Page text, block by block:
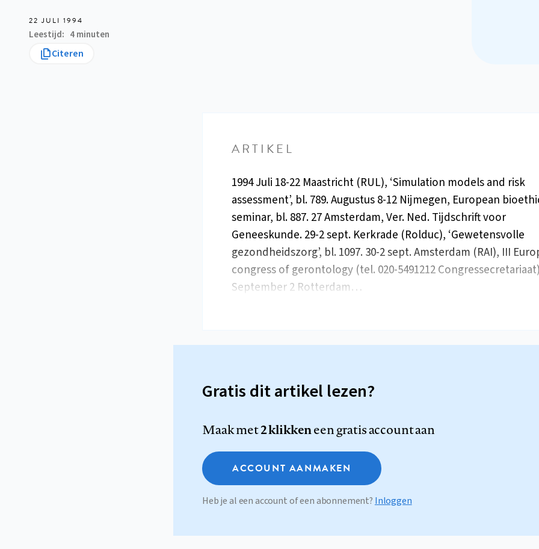
22 JULI 1994
Leestijd 4 minuten
Citeren
ARTIKEL
1994 Juli 18-22 Maastricht (RUL), ‘Simulation models and risk
assessment’, bl. 789. Augustus 8-12 Nijmegen, European
seminar, bl. 887. 27 Amsterdam, Ver. Ned. Tijdschrift voor
Geneeskunde. 29-2 sept. Kerkrade (Rolduc), ‘Gewetensvolle
gezondheidszorg’, bl. 1097. 30-2 sept. Amsterdam (RAI), III
congress of gerontology (tel. 020-5491212
September 2 Rotterdam…
Gratis dit artikel lezen?
Maak met2 klikkeneen gratis account aan
ACCOUNT AANMAKEN
Heb je al een account of een abonnement? Inloggen